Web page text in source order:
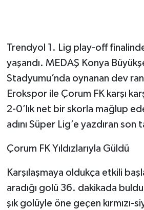
Trendyol 1. Lig play-off finalinde
yaşandı. MEDAŞ Konya
Stadyumu’nda oynanan dev
Erokspor ile Çorum FK karşı
2-0’lık net bir skorla mağlup
adını Süper Lig’e yazdıran son
Çorum FK Yıldızlarıyla Güldü
Karşılaşmaya oldukça etkili
aradığı golü 36. dakikada
şık golüyle öne geçen kırmızı-